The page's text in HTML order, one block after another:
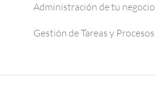
Administración de tu negocio
Gestión de Tareas y Procesos